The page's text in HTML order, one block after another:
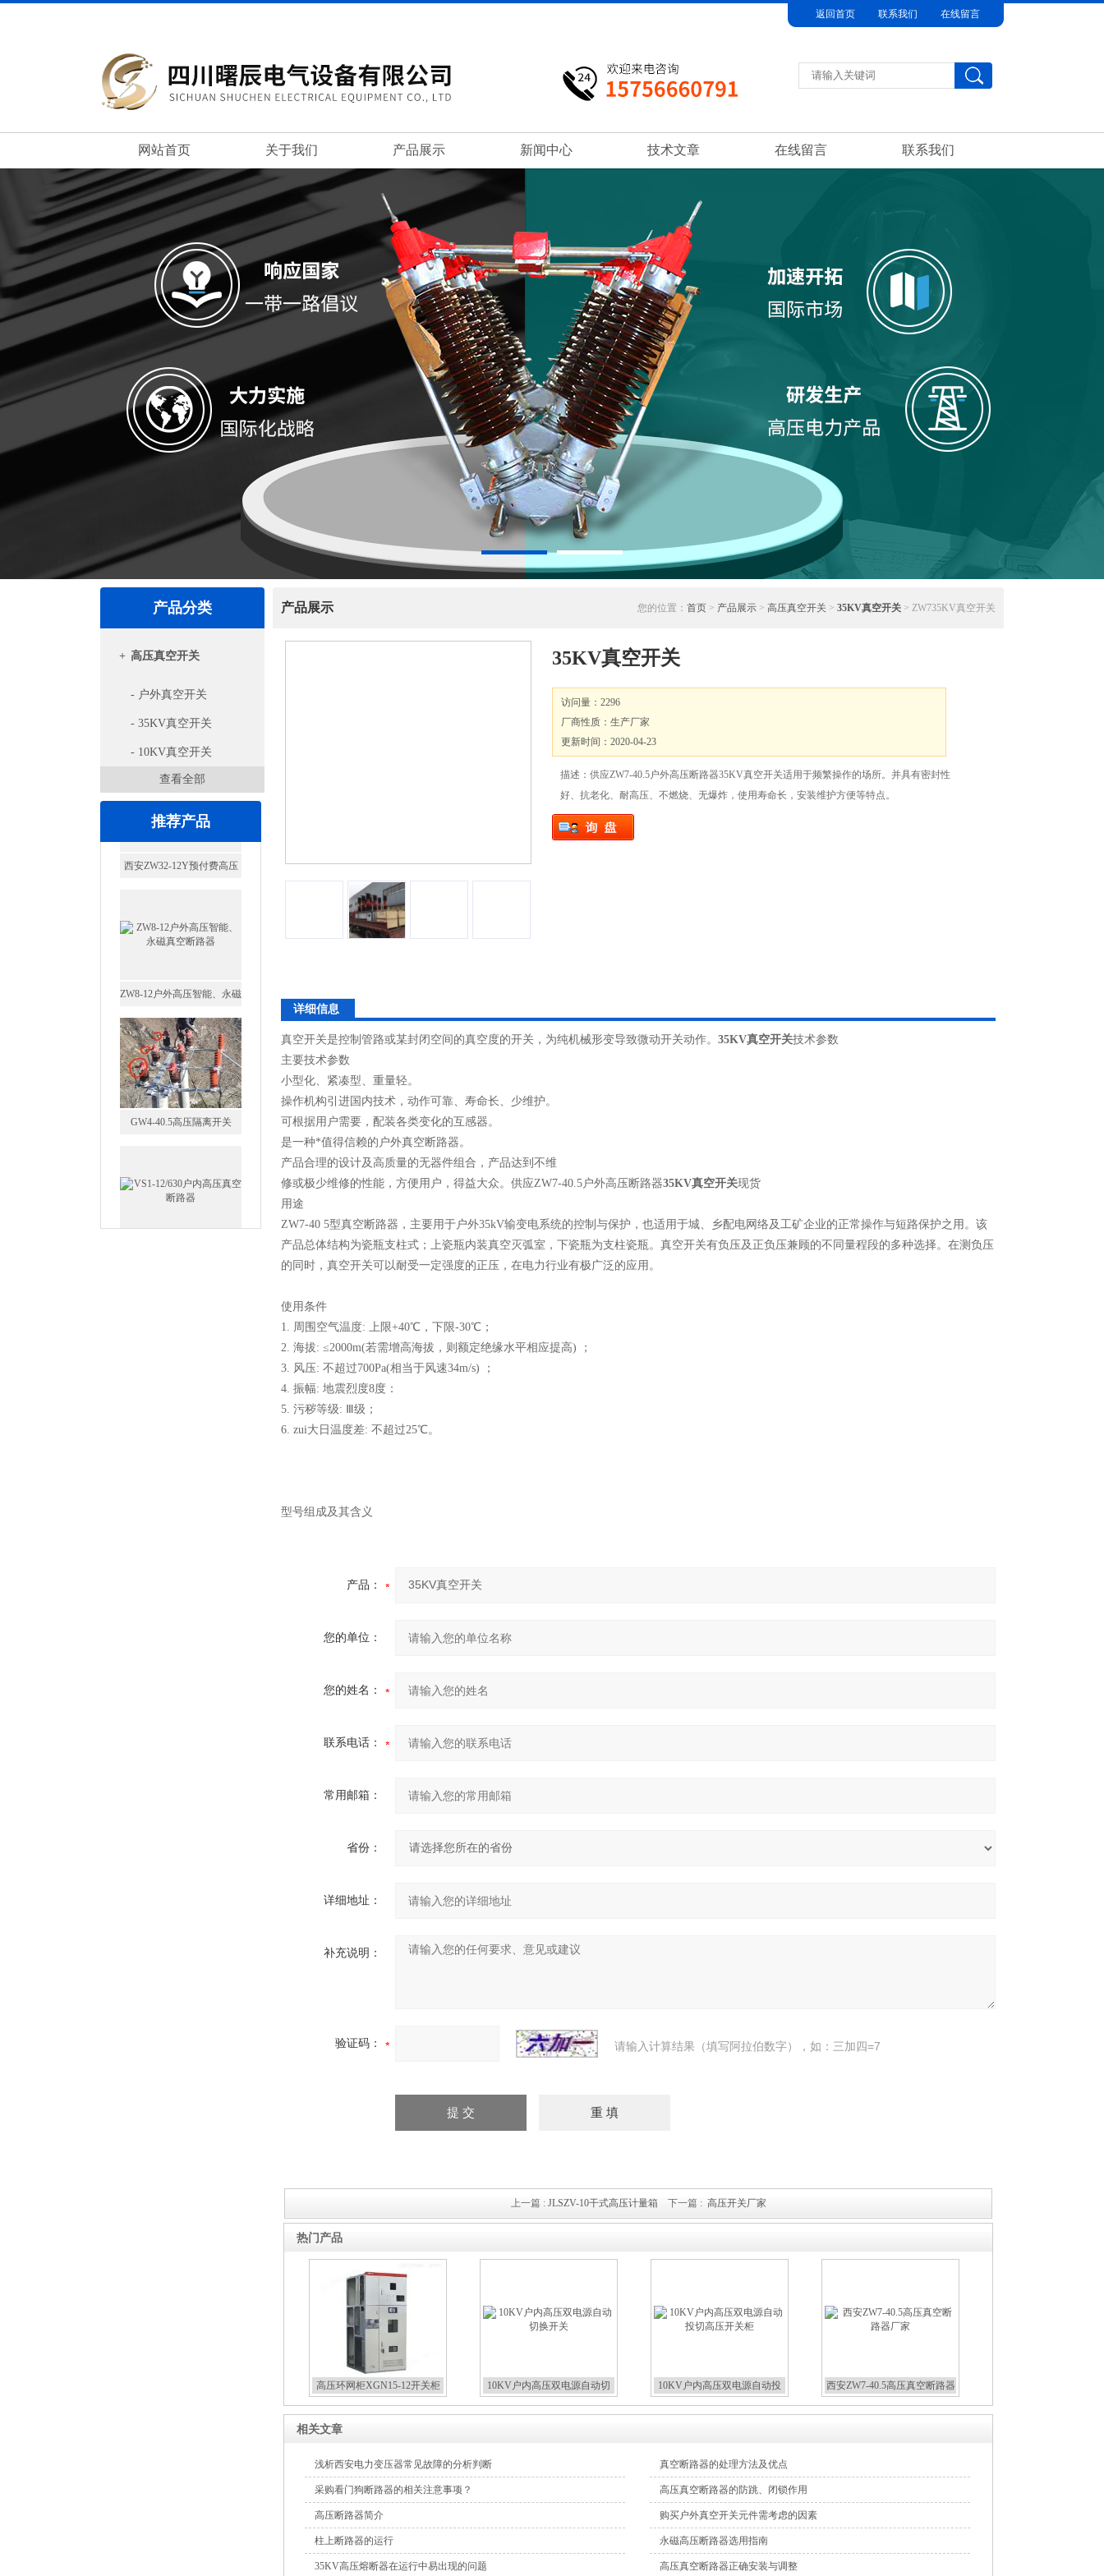
返回首页 联系我们 在线留言
网站首页 关于我们 产品展示 新闻中心 技术文章 在线留言 联系我们
产品分类
+ 高压真空开关
- 户外真空开关
- 35KV真空开关
- 10KV真空开关
查看全部
推荐产品
GW4-40.5高压隔离开关
产品展示 您的位置： 首页 > 产品展示 > 高压真空开关 > 35KV真空开关 > ZW735KV真空开关
35KV真空开关
访问量：2296
厂商性质：生产厂家
更新时间：2020-04-23
描述：供应ZW7-40.5户外高压断路器35KV真空开关适用于频繁操作的场所。并具有密封性
好、抗老化、耐高压、不燃烧、无爆炸，使用寿命长，安装维护方便等特点。
详细信息
真空开关是控制管路或某封闭空间的真空度的开关，为纯机械形变导致微动开关动作。 35KV真空开关技术参数
主要技术参数
小型化、紧凑型、重量轻。
操作机构引进国内技术，动作可靠、寿命长、少维护。
可根据用户需要，配装各类变化的互感器。
是一种*值得信赖的户外真空断路器。
产品合理的设计及高质量的无器件组合，产品达到不维
修或极少维修的性能，方便用户，得益大众。供应ZW7-40.5户外高压断路器35KV真空开关现货
用途
ZW7-40 5型真空断路器，主要用于户外35kV输变电系统的控制与保护，也适用于城、乡配电网络及工矿企业的正常操作与短路保护之用。该
产品总体结构为瓷瓶支柱式；上瓷瓶内装真空灭弧室，下瓷瓶为支柱瓷瓶。真空开关有负压及正负压兼顾的不同量程段的多种选择。在测负压
的同时，真空开关可以耐受一定强度的正压，在电力行业有极广泛的应用。
使用条件
1. 周围空气温度: 上限+40℃，下限-30℃；
2. 海拔: ≤2000m(若需增高海拔，则额定绝缘水平相应提高) ；
3. 风压: 不超过700Pa(相当于风速34m/s) ；
4. 振幅: 地震烈度8度：
5. 污秽等级: Ⅲ级；
6. zui大日温度差: 不超过25℃。
型号组成及其含义
产品：
您的单位：
您的姓名：
联系电话：
常用邮箱：
省份：
详细地址：
补充说明：
验证码： 请输入计算结果（填写阿拉伯数字），如：三加四=7
上一篇 : JLSZV-10干式高压计量箱 下一篇 : 高压开关厂家
热门产品
高压环网柜XGN15-12开关柜
10KV户内高压双电源自动切
10KV户内高压双电源自动投
西安ZW7-40.5高压真空断路器
相关文章
浅析西安电力变压器常见故障的分析判断 真空断路器的处理方法及优点
采购看门狗断路器的相关注意事项？ 高压真空断路器的防跳、闭锁作用
高压断路器简介 购买户外真空开关元件需考虑的因素
柱上断路器的运行 永磁高压断路器选用指南
35KV高压熔断器在运行中易出现的问题 高压真空断路器正确安装与调整